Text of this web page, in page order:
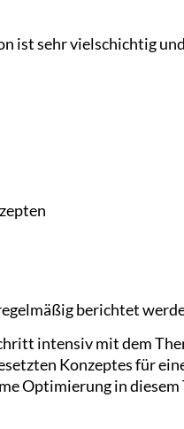
ist sehr vielschichtig
berichtet
intensiv mit dem
Konzeptes für
Optimierung in diesem